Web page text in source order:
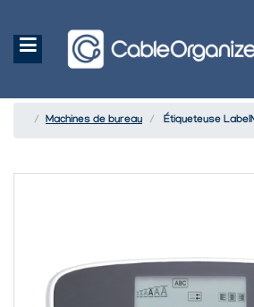
Machines de bureau Étiqueteuse